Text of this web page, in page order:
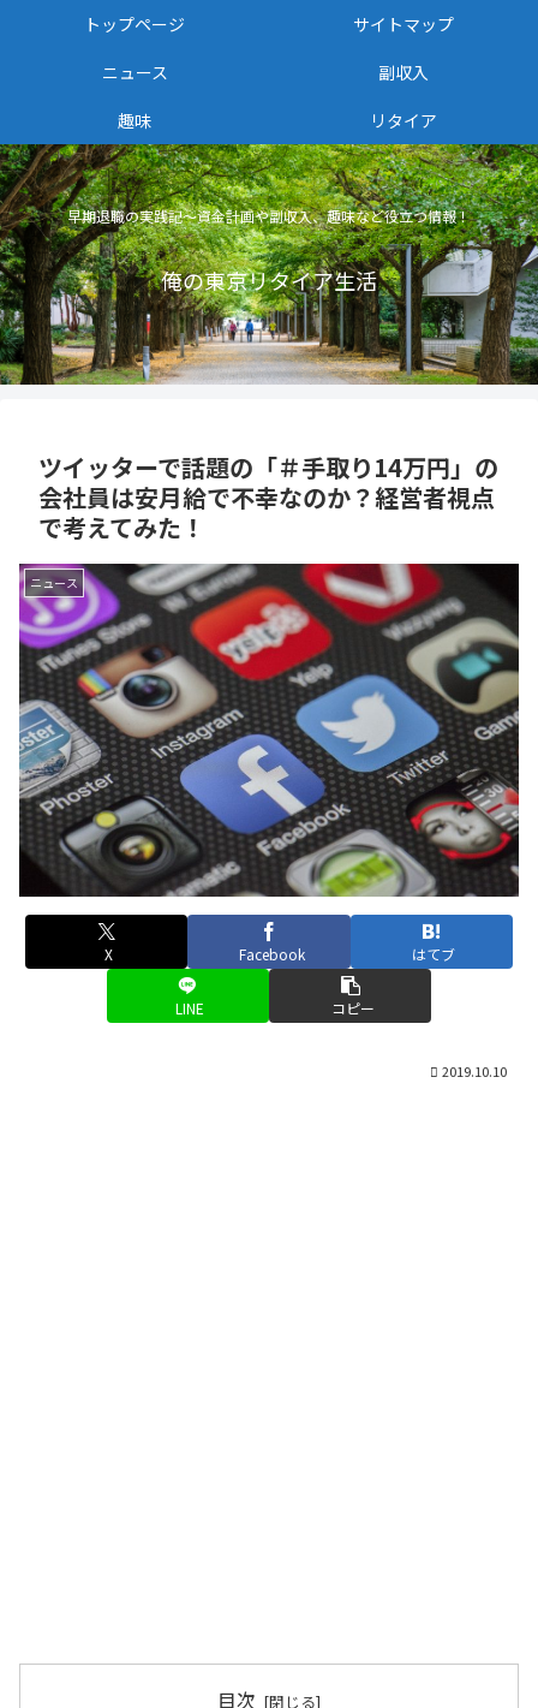
早期退職の実践記〜資金計画や副収入、趣味など役立つ情報！
俺の東京リタイア生活
トップページ
サイトマップ
ニュース
副収入
趣味
リタイア
ツイッターで話題の「＃手取り14万円」の
会社員は安月給で不幸なのか？経営者視点
で考えてみた！
ニュース
X Facebook はてブ
LINE コピー
2019.10.10
目次